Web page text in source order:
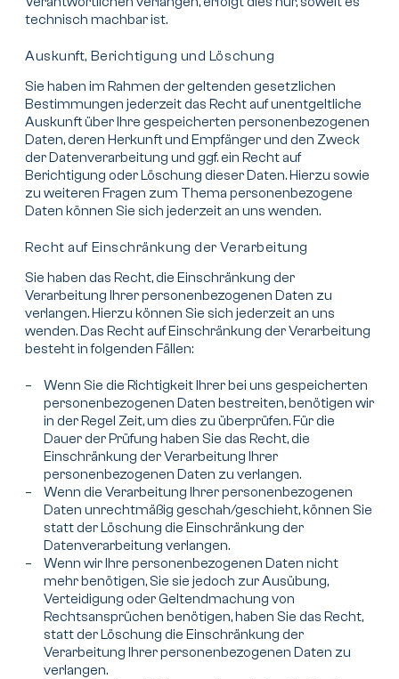
Über uns
Photovoltaik
PV-Reinigung
Förderungen
Energieberatung
Energiemanagement
Kontakt
technisch machbar ist.
Auskunft, Berichtigung und Löschung
Sie haben im Rahmen der geltenden gesetzlichen
Bestimmungen jederzeit das Recht auf unentgeltliche
Auskunft über Ihre gespeicherten personenbezogenen
Daten, deren Herkunft und Empfänger und den Zweck
der Datenverarbeitung und ggf. ein Recht auf
Berichtigung oder Löschung dieser Daten. Hierzu sowie
zu weiteren Fragen zum Thema personenbezogene
Daten können Sie sich jederzeit an uns wenden.
Recht auf Einschränkung der Verarbeitung
Sie haben das Recht, die Einschränkung der
Verarbeitung Ihrer personenbezogenen Daten zu
verlangen. Hierzu können Sie sich jederzeit an uns
wenden. Das Recht auf Einschränkung der Verarbeitung
besteht in folgenden Fällen:
Wenn Sie die Richtigkeit Ihrer bei uns gespeicherten
personenbezogenen Daten bestreiten, benötigen wir
in der Regel Zeit, um dies zu überprüfen. Für die
Dauer der Prüfung haben Sie das Recht, die
Einschränkung der Verarbeitung Ihrer
personenbezogenen Daten zu verlangen.
Wenn die Verarbeitung Ihrer personenbezogenen
Daten unrechtmäßig geschah/geschieht, können Sie
statt der Löschung die Einschränkung der
Datenverarbeitung verlangen.
Wenn wir Ihre personenbezogenen Daten nicht
mehr benötigen, Sie sie jedoch zur Ausübung,
Verteidigung oder Geltendmachung von
Rechtsansprüchen benötigen, haben Sie das Recht,
statt der Löschung die Einschränkung der
Verarbeitung Ihrer personenbezogenen Daten zu
verlangen.